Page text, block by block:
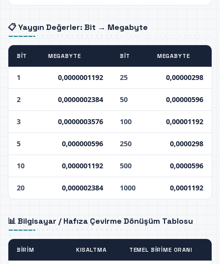
📋 Yaygın Değerler: Bit → Megabyte
BIT MEGABYTE BIT MEGABYTE
1 0,0000001192 25 0,00000298
2 0,0000002384 50 0,00000596
3 0,0000003576 100 0,00001192
5 0,000000596 250 0,0000298
10 0,000001192 500 0,0000596
20 0,000002384 1000 0,0001192
📊 Bilgisayar / Hafıza Çevirme Dönüşüm Tablosu
BIRIM KISALTMA TEMEL BIRIME ORANI